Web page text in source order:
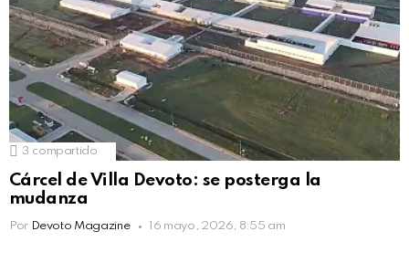
3 compartido
Cárcel de Villa Devoto: se posterga la
mudanza
Por Devoto Magazine 16 mayo, 2026, 8:55 am